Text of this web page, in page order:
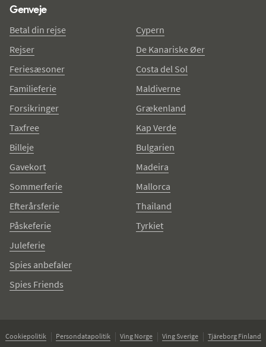
Genveje
Betal din rejse
Rejser
Feriesæsoner
Familieferie
Forsikringer
Taxfree
Billeje
Gavekort
Sommerferie
Efterårsferie
Påskeferie
Juleferie
Spies anbefaler
Spies Friends
Cypern
De Kanariske Øer
Costa del Sol
Maldiverne
Grækenland
Kap Verde
Bulgarien
Madeira
Mallorca
Thailand
Tyrkiet
Cookiepolitik Persondatapolitik Ving Norge Ving Sverige
Tjäreborg Finland